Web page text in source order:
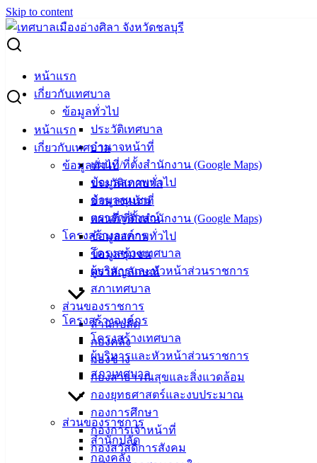
Skip to content
หน้าแรก
เกี่ยวกับเทศบาล
ข้อมูลทั่วไป
ประวัติเทศบาล
อำนาจหน้าที่
แผนที่/ที่ตั้งสำนักงาน (Google Maps)
ข้อมูลสภาพทั่วไป
ข้อมูลชุมชน
ตราสัญลักษณ์
โครงสร้างองค์กร
โครงสร้างเทศบาล
ผู้บริหารและหัวหน้าส่วนราชการ
สภาเทศบาล
ส่วนของราชการ
สำนักปลัด
กองคลัง
กองช่าง
กองสาธารณสุขและสิ่งแวดล้อม
กองยุทธศาสตร์และงบประมาณ
กองการศึกษา
กองการเจ้าหน้าที่
กองสวัสดิการสังคม
หน้าแรก
เกี่ยวกับเทศบาล
ข้อมูลทั่วไป
ประวัติเทศบาล
อำนาจหน้าที่
แผนที่/ที่ตั้งสำนักงาน (Google Maps)
ข้อมูลสภาพทั่วไป
ข้อมูลชุมชน
ตราสัญลักษณ์
โครงสร้างองค์กร
โครงสร้างเทศบาล
ผู้บริหารและหัวหน้าส่วนราชการ
สภาเทศบาล
ส่วนของราชการ
สำนักปลัด
กองคลัง
Search for:
ประกาศคณะกรรมการว่าด้วยฉลาก เรื่อง ให้หน้ากากอนามัย
เป็นสินค้าที่ควบคุมฉลาก
ประกาศคณะกรรมการว่าด้วยฉลาก เรื่อง
ให้หน้ากากอนามัยเป็นสินค้าที่ควบคุม
กรกฎาคม 5, 2023กรกฎาคม 10, 2023
vichakarn
ข่าวสารน่ารู้
หน้ากากอนามัยเป็นสินค้าควบคุมฉลาก
เทศบาล